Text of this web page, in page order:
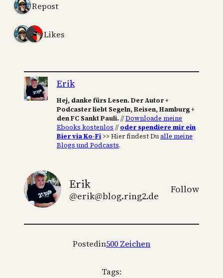
1 Repost
2 Likes
Erik
Hej, danke fürs Lesen. Der Autor +
Podcaster liebt Segeln, Reisen, Hamburg +
den FC Sankt Pauli.//Downloade meine
Ebooks kostenlos //oder spendiere mir ein
Bier via Ko-Fi >> Hier findest Dualle meine
Blogs und Podcasts.
Erik
@erik@blog.ring2.de
Follow
Postedin500 Zeichen
Tags: